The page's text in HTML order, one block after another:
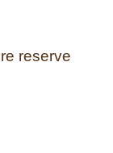
reserve